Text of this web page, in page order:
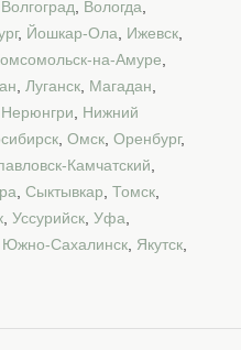
Волгоград Вологда
, Йошкар-Ола Ижевск
на-Амуре
Луганск Магадан
Нерюнгри
Нижний
Омск Оренбург,
Камчатский
Сыктывкар Томск
Уссурийск Уфа
Южно-Сахалинск Якутск